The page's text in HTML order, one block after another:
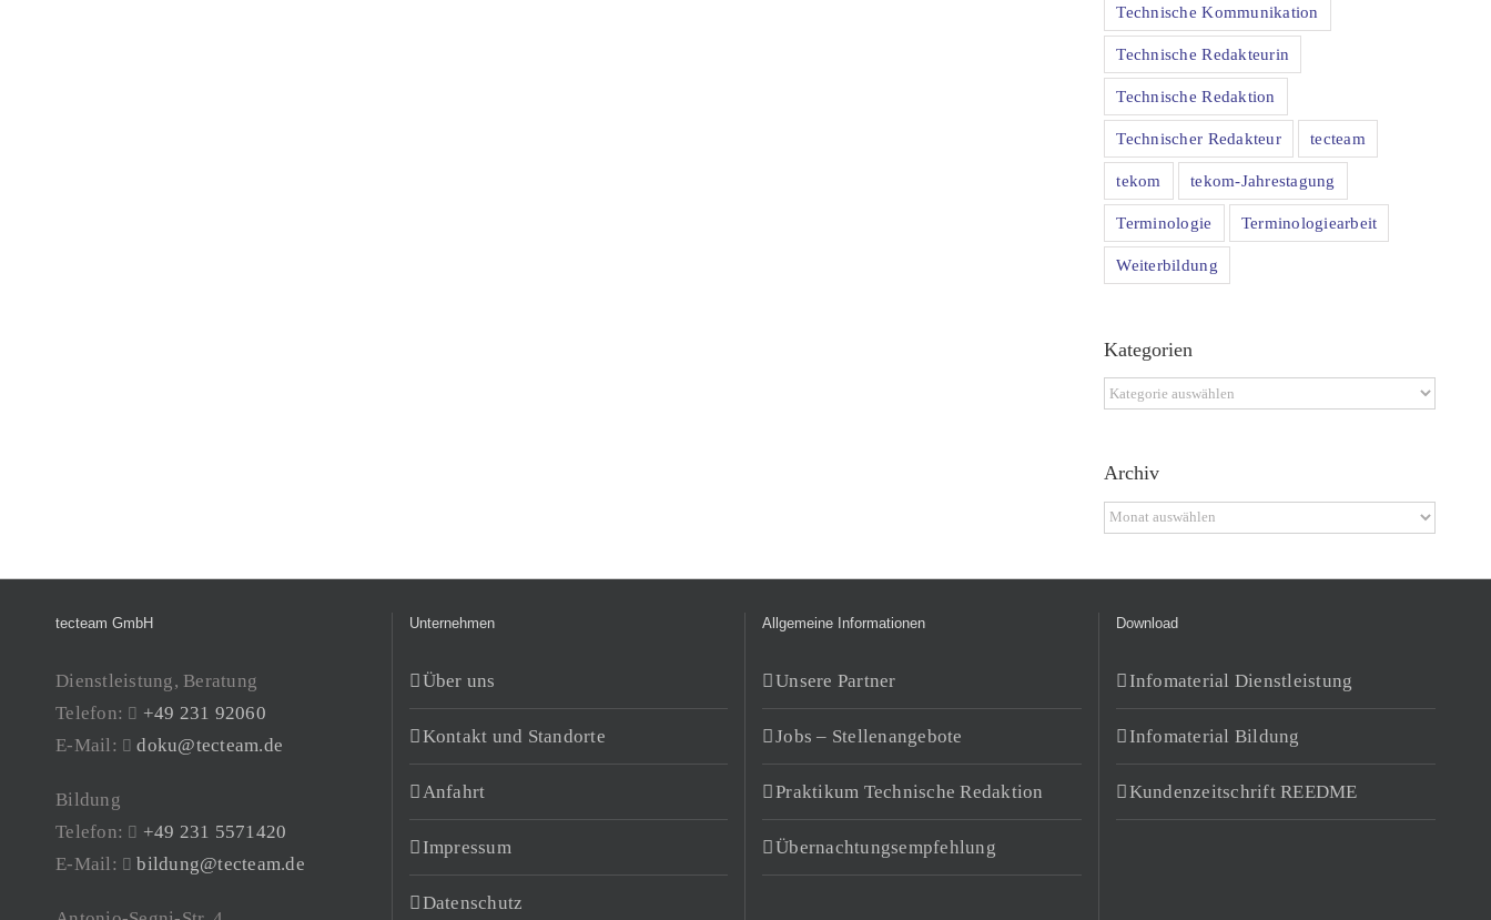
Technische Kommunikation
Technische Redakteurin
Technische Redaktion
Technischer Redakteur tecteam
tekom tekom-Jahrestagung
Terminologie Terminologiearbeit
Weiterbildung
Kategorien
Kategorien
Archiv
Archiv
tecteam GmbH
Dienstleistung, Beratung
Telefon:
+49 231 92060
E-Mail:
doku@tecteam.de
Bildung
Telefon:
+49 231 5571420
E-Mail:
bildung@tecteam.de
Unternehmen
Über uns
Kontakt und Standorte
Anfahrt
Impressum
Datenschutz
Allgemeine Informationen
Unsere Partner
Jobs – Stellenangebote
Praktikum Technische Redaktion
Übernachtungsempfehlung
Download
Infomaterial Dienstleistung
Infomaterial Bildung
Kundenzeitschrift REEDME